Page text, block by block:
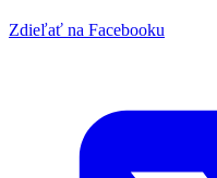
Zdieľať na Facebooku